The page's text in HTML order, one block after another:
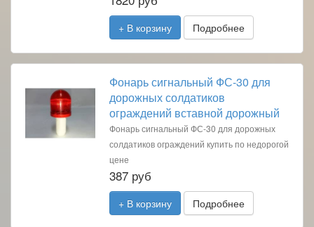
+ В корзину Подробнее
Фонарь сигнальный ФС-30 для
дорожных солдатиков
ограждений вставной дорожный
Фонарь сигнальный ФС-30 для дорожных
солдатиков ограждений купить по недорогой
цене
387 руб
+ В корзину Подробнее